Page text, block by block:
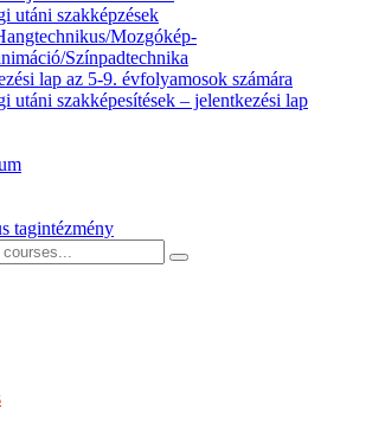
utáni szakképzések
Mozgókép-
Színpadtechnika
lap az 5-9. évfolyamosok számára
utáni szakképesítések – jelentkezési lap
tagintézmény